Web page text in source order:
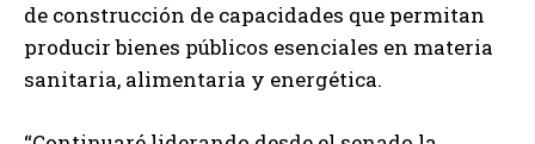
de construcción de capacidades que permitan
producir bienes públicos esenciales en materia
sanitaria, alimentaria y energética.